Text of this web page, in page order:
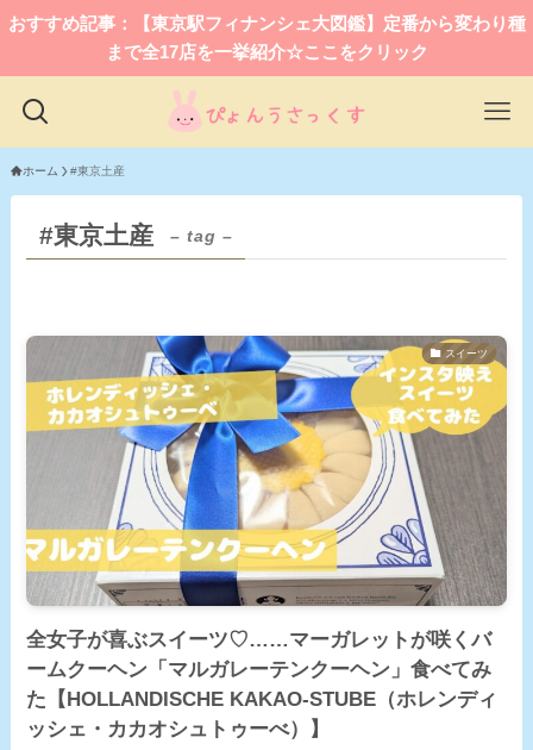
おすすめ記事：【東京駅フィナンシェ大図鑑】定番から変わり種
まで全17店を一挙紹介☆ここをクリック
ホーム #東京土産
#東京土産 – tag –
スイーツ
全女子が喜ぶスイーツ♡……マーガレットが咲くバ
ームクーヘン「マルガレーテンクーヘン」食べてみ
た【HOLLANDISCHE KAKAO-STUBE（ホレンディ
ッシェ・カカオシュトゥーべ）】